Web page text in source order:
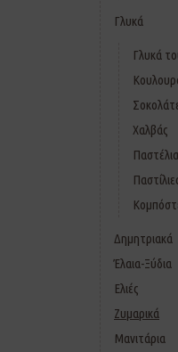
Γλυκά
Γλυκά
Χαλβάς
Δημητριακά
Έλαια-Ξύδια
Ελιές
Ζυμαρικά
Μανιτάρια